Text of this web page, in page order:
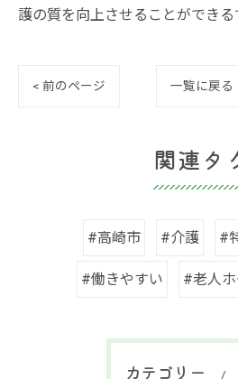
護の質を向上させることができる
< 前のページ 一覧に戻る
関連タ
#高崎市 #介護 #
#働きやすい #老人
カテゴリー